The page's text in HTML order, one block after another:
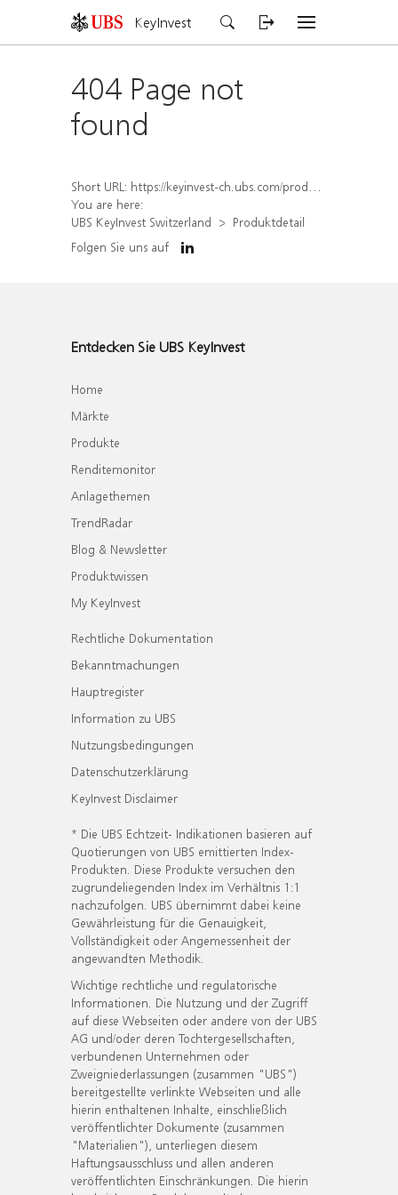
KeyInvest
404 Page not
found
Short URL: https://keyinvest-ch.ubs.com/produkt/detail/index/isin/CH1576896893
You are here:
UBS KeyInvest Switzerland
Produktdetail
Folgen Sie uns auf
Entdecken Sie UBS KeyInvest
Home
Märkte
Produkte
Renditemonitor
Anlagethemen
TrendRadar
Blog & Newsletter
Produktwissen
My KeyInvest
Rechtliche Dokumentation
Bekanntmachungen
Hauptregister
Information zu UBS
Nutzungsbedingungen
Datenschutzerklärung
KeyInvest Disclaimer
* Die UBS Echtzeit- Indikationen basieren auf
Quotierungen von UBS emittierten Index-
Produkten. Diese Produkte versuchen den
zugrundeliegenden Index im Verhältnis 1:1
nachzufolgen. UBS übernimmt dabei keine
Gewährleistung für die Genauigkeit,
Vollständigkeit oder Angemessenheit der
angewandten Methodik.
Wichtige rechtliche und regulatorische
Informationen. Die Nutzung und der Zugriff
auf diese Webseiten oder andere von der UBS
AG und/oder deren Tochtergesellschaften,
verbundenen Unternehmen oder
Zweigniederlassungen (zusammen "UBS")
bereitgestellte verlinkte Webseiten und alle
hierin enthaltenen Inhalte, einschließlich
veröffentlichter Dokumente (zusammen
"Materialien"), unterliegen diesem
Haftungsausschluss und allen anderen
veröffentlichten Einschränkungen. Die hierin